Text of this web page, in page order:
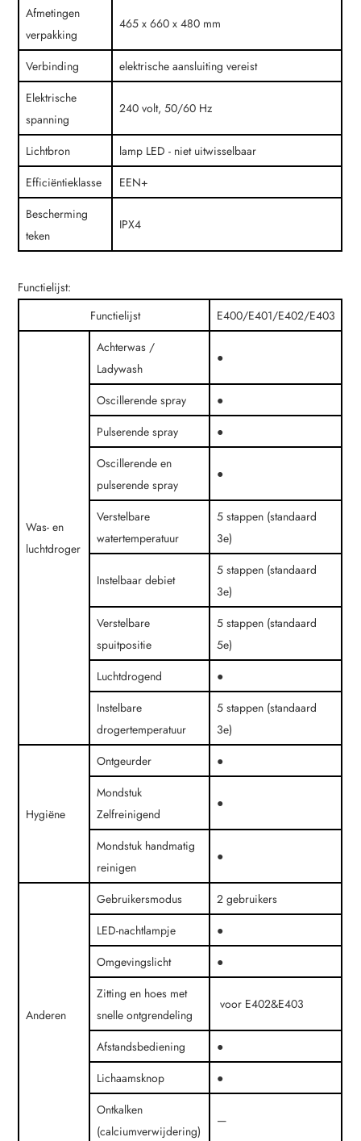
Afmetingen
verpakking
465 x 660 x 480 mm
Verbinding
elektrische aansluiting vereist
Elektrische
spanning
240 volt, 50/60 Hz
Lichtbron
lamp LED - niet uitwisselbaar
Efficiëntieklasse
EEN+
Bescherming
teken
IPX4
Functielijst:
Functielijst
E400/E401/E402/E403
Was- en
luchtdroger
Achterwas /
Ladywash
●
Oscillerende spray
●
Pulserende spray
●
Oscillerende en
pulserende spray
●
Verstelbare
watertemperatuur
5 stappen (standaard
3e)
Instelbaar debiet
5 stappen (standaard
3e)
Verstelbare
spuitpositie
5 stappen (standaard
5e)
Luchtdrogend
●
Instelbare
drogertemperatuur
5 stappen (standaard
3e)
Hygiëne
Ontgeurder
●
Mondstuk
Zelfreinigend
●
Mondstuk handmatig
reinigen
●
Anderen
Gebruikersmodus
2 gebruikers
LED-nachtlampje
●
Omgevingslicht
●
Zitting en hoes met
snelle ontgrendeling
voor E402&E403
Afstandsbediening
●
Lichaamsknop
●
Ontkalken
(calciumverwijdering)
—